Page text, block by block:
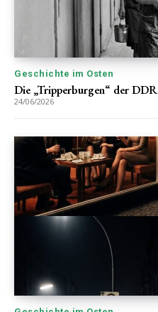
Geschichte im Osten
Die „Tripperburgen“ der DDR
24/06/2026